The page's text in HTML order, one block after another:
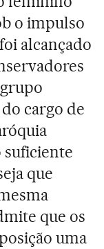
o impulso
alcançado
cargo de
suficiente
que
que os
uma